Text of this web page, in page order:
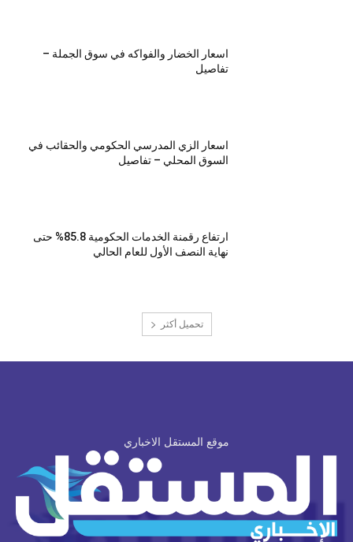
اسعار الخضار والفواكه في سوق الجملة –
تفاصيل
اسعار الزي المدرسي الحكومي والحقائب في
السوق المحلي – تفاصيل
ارتفاع رقمنة الخدمات الحكومية 85.8% حتى
نهاية النصف الأول للعام الحالي
تحميل أكثر
موقع المستقل الاخباري